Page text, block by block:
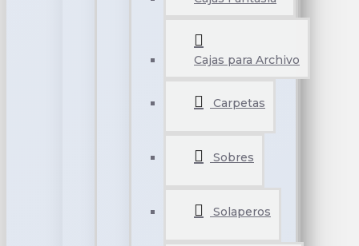
Cajas para Archivo
Carpetas
Sobres
Solaperos